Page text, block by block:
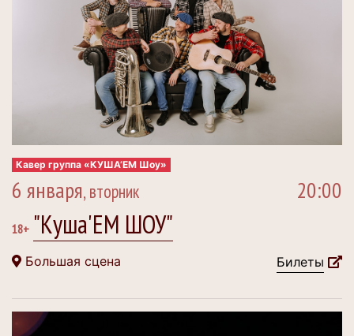
Кавер группа «КУША’ЕМ Шоу»
6 января, вторник 20:00
18+ "Куша'ЕМ ШОУ"
Большая сцена Билеты